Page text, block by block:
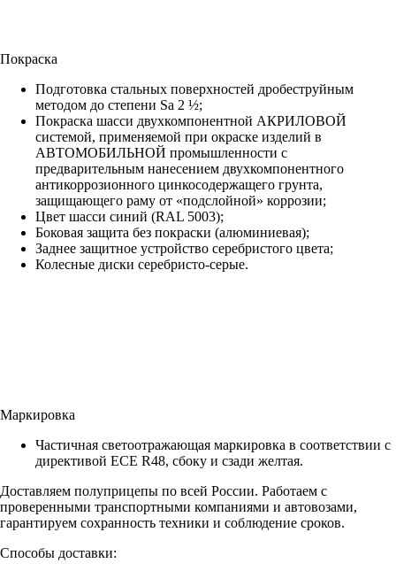
Покраска
Подготовка стальных поверхностей дробеструйным
методом до степени Sa 2 ½;
Покраска шасси двухкомпонентной АКРИЛОВОЙ
системой, применяемой при окраске изделий в
АВТОМОБИЛЬНОЙ промышленности с
предварительным нанесением двухкомпонентного
антикоррозионного цинкосодержащего грунта,
защищающего раму от «подслойной» коррозии;
Цвет шасси синий (RAL 5003);
Боковая защита без покраски (алюминиевая);
Заднее защитное устройство серебристого цвета;
Колесные диски серебристо-серые.
Маркировка
Частичная светоотражающая маркировка в соответствии с
директивой ECE R48, сбоку и сзади желтая.
Доставляем полуприцепы по всей России. Работаем с
проверенными транспортными компаниями и автовозами,
гарантируем сохранность техники и соблюдение сроков.
Способы доставки: